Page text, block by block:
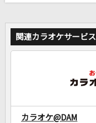
関連カラオケサービス
カラオケ@DAM